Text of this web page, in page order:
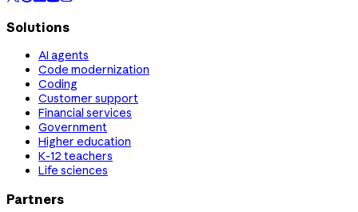
Solutions
AI agents
Code modernization
Coding
Customer support
Financial services
Government
Higher education
K-12 teachers
Life sciences
Partners